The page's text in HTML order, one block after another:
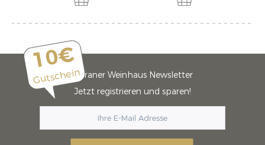
10€
GutscheinMeraner Weinhaus Newsletter
Jetzt registrieren und sparen!